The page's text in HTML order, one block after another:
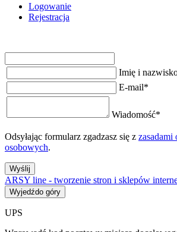
Logowanie
Rejestracja
Imię i
E-mail*
Wiadomość*
Odsyłając formularz zgadzasz się z zasadami
osobowych.
Wyślij
ARSY line - tworzenie stron i sklepów
Wyjedźdo góry
UPS